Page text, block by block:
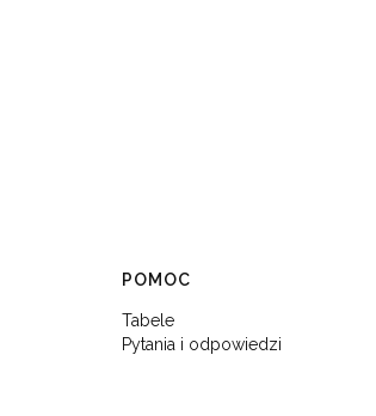
POMOC
Tabele
Pytania i odpowiedzi